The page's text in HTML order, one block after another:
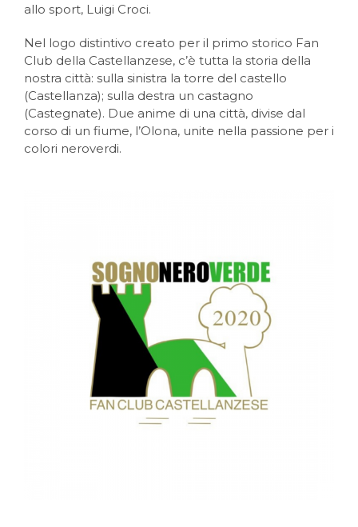
allo sport, Luigi Croci.
Nel logo distintivo creato per il primo storico Fan
Club della Castellanzese, c’è tutta la storia della
nostra città: sulla sinistra la torre del castello
(Castellanza); sulla destra un castagno
(Castegnate). Due anime di una città, divise dal
corso di un fiume, l’Olona, unite nella passione per i
colori neroverdi.